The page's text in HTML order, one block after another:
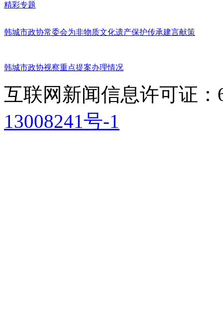
精彩专题
韩城市政协常委会为非物质文化遗产保护传承建言献策
韩城市政协视察重点提案办理情况
互联网新闻信息许可证：
13008241号-1